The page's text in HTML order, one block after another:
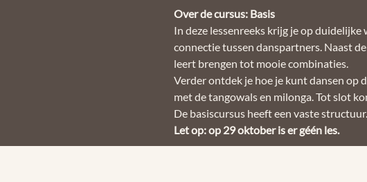
Over de cursus: Basis
In deze lessenreeks krijg je op
connectie tussen danspartners. Naast
leert brengen tot mooie combinaties.
Verder ontdek je hoe je kunt dansen op
met de tangowals en milonga. Tot slot
De basiscursus heeft een vaste
Let op: op 29 oktober is er géén les.